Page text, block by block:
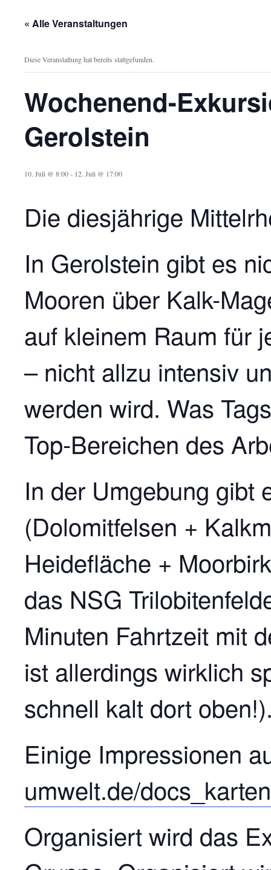
« Alle Veranstaltungen
Diese Veranstaltung hat bereits stattgefunden.
Wochenend-
Gerolstein
10. Juli @ 8:00- 12. Juli @ 17:00
Die diesjährige
In Gerolstein gibt es
Mooren über Kalk-
auf kleinem Raum für
– nicht allzu intensiv
werden wird. Was
Top-Bereichen des
In der Umgebung gibt
(Dolomitfelsen +
Heidefläche +
das NSG
Minuten Fahrtzeit mit
ist allerdings wirklich
schnell kalt dort
Einige Impressionen
umwelt.de/
Organisiert wird das